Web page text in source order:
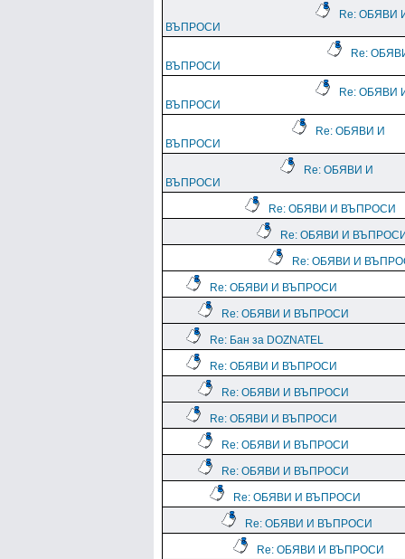
Re: ОБЯВИ
ВЪПРОСИ
Re:
ВЪПРОСИ
Re: ОБЯВИ
ВЪПРОСИ
Re: ОБЯВИ И
ВЪПРОСИ
Re: ОБЯВИ И
ВЪПРОСИ
Re: ОБЯВИ И ВЪПРОСИ
Re: ОБЯВИ И
Re: ОБЯВИ И
Re: ОБЯВИ И ВЪПРОСИ
Re: ОБЯВИ И ВЪПРОСИ
Re: Бан за DOZNATEL
Re: ОБЯВИ И ВЪПРОСИ
Re: ОБЯВИ И ВЪПРОСИ
Re: ОБЯВИ И ВЪПРОСИ
Re: ОБЯВИ И ВЪПРОСИ
Re: ОБЯВИ И ВЪПРОСИ
Re: ОБЯВИ И ВЪПРОСИ
Re: ОБЯВИ И ВЪПРОСИ
Re: ОБЯВИ И ВЪПРОСИ